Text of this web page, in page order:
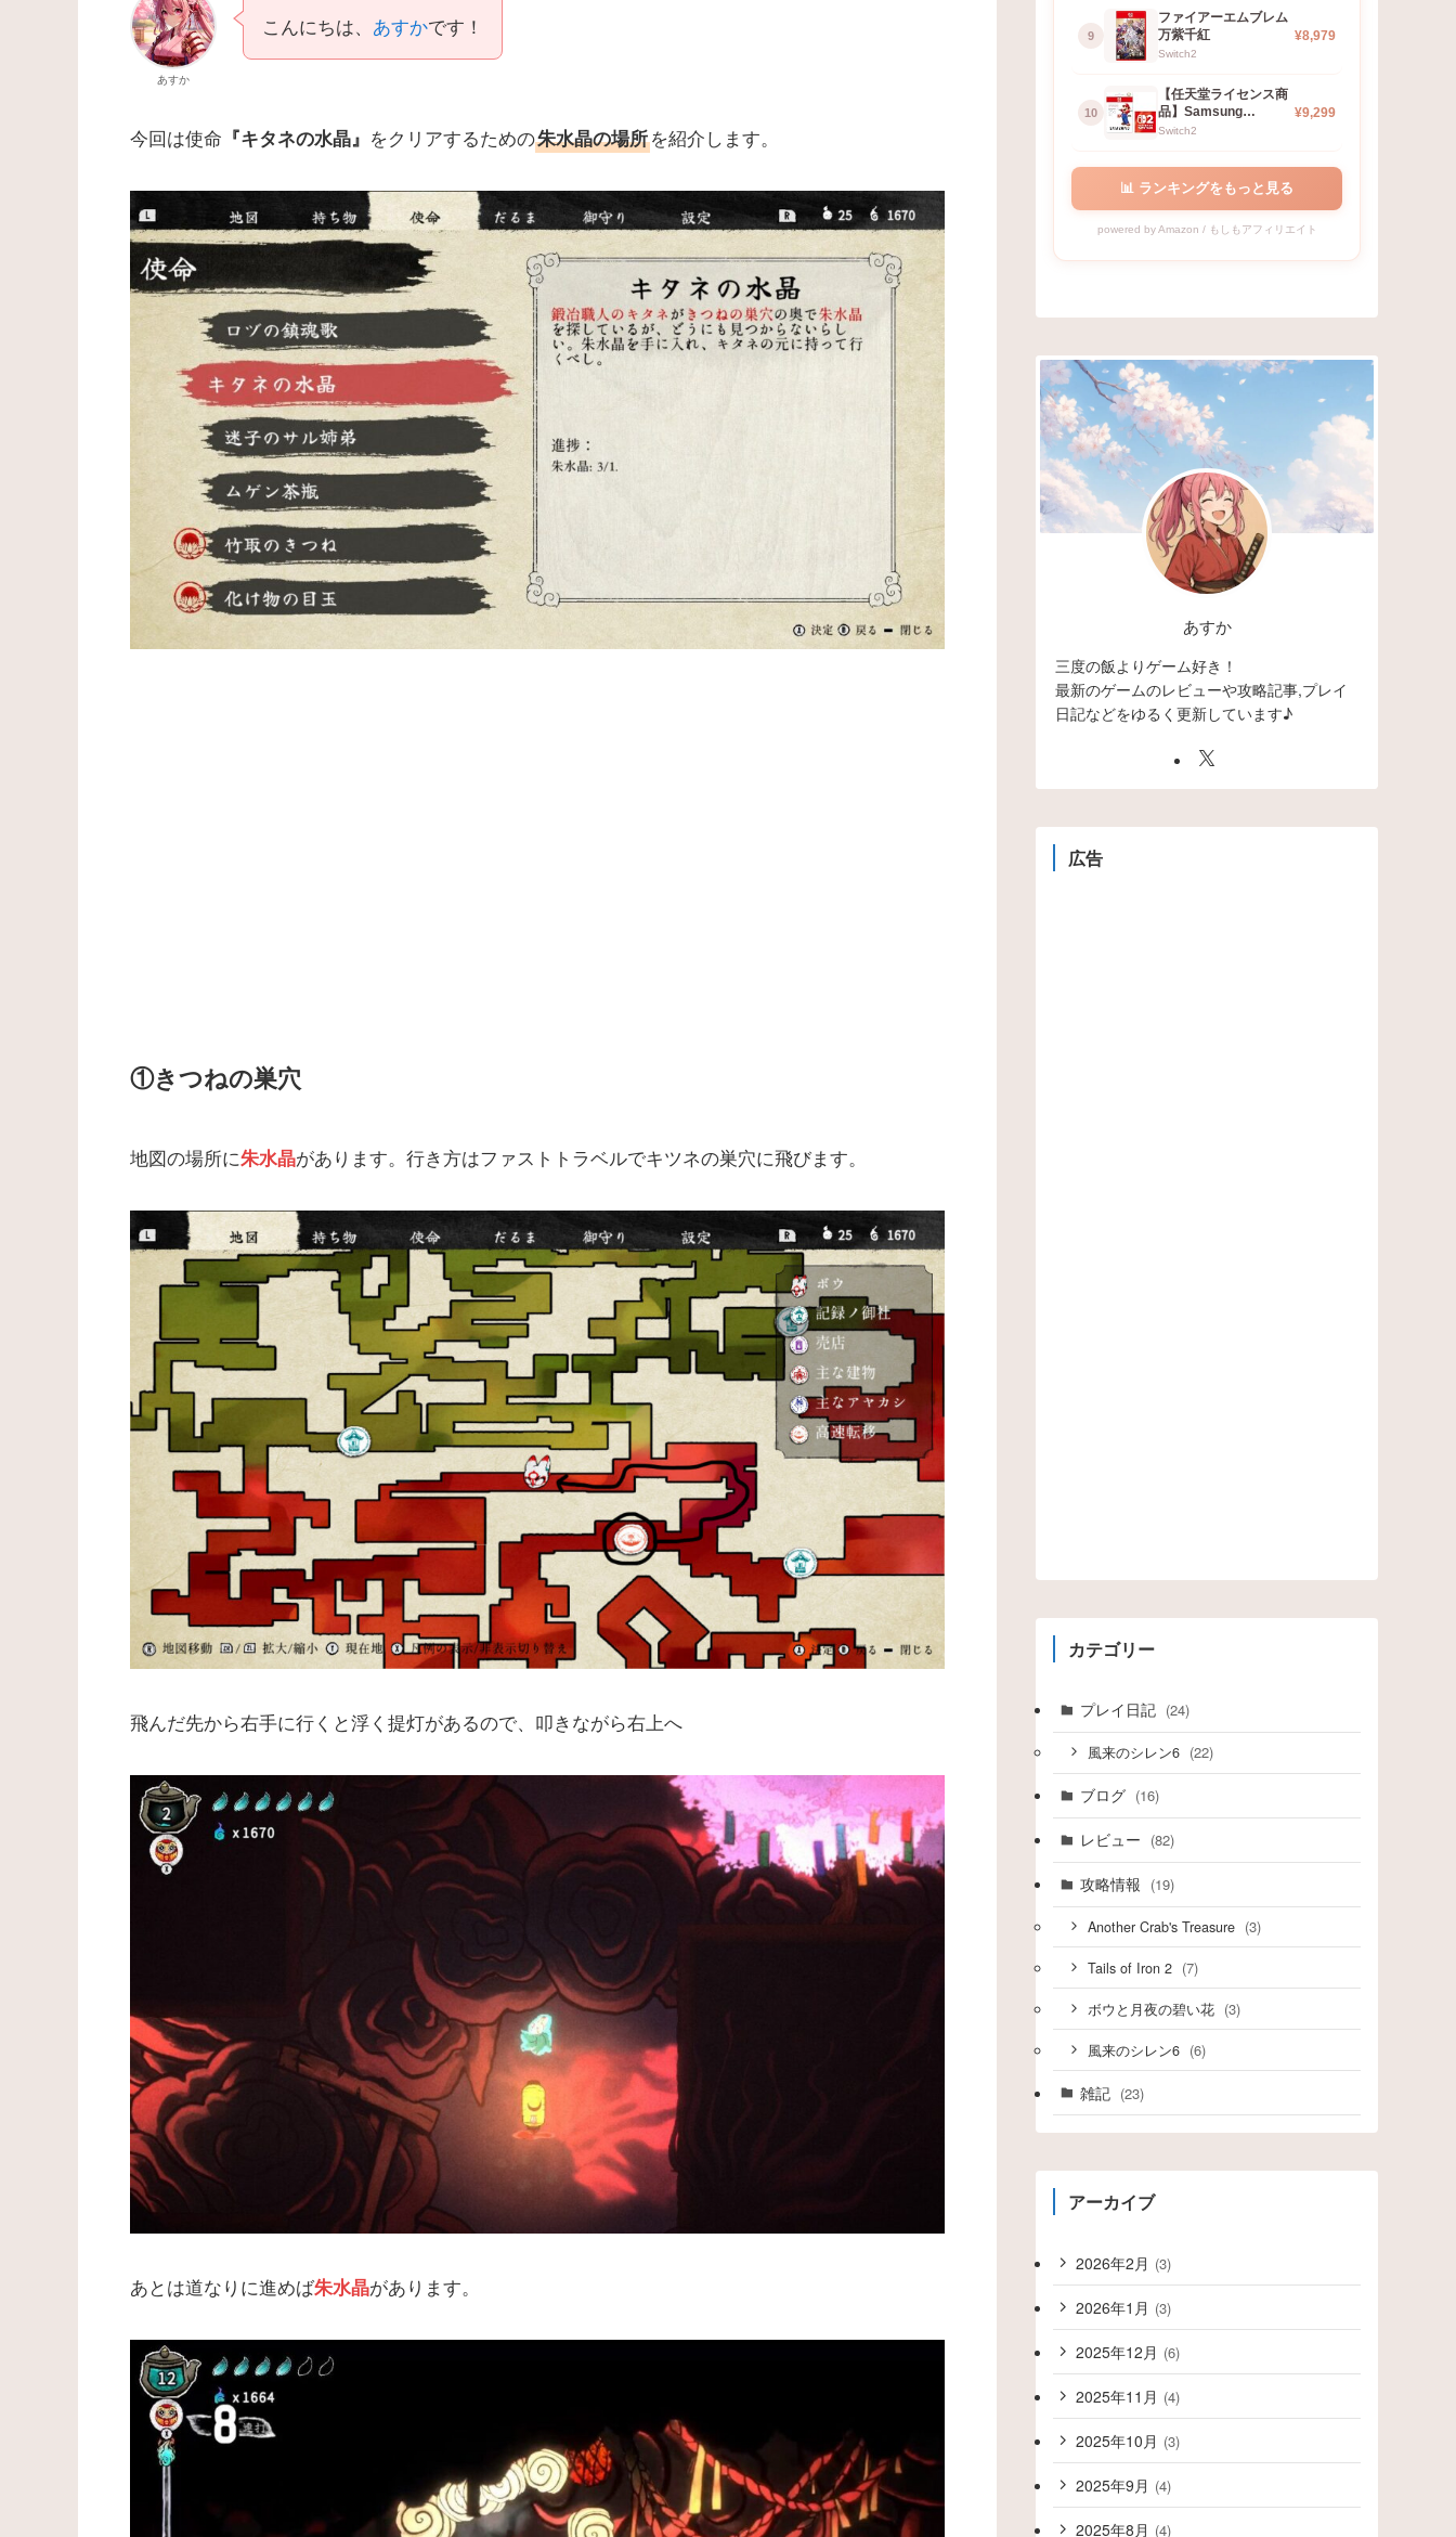
あすか
こんにちは、 あすかです！
今回は使命 『キタネの水晶』 をクリアするための朱水晶の場所を紹介します。
①きつねの巣穴
地図の場所に朱水晶があります。行き方はファストトラベルでキツネの巣穴に飛びます。
飛んだ先から右手に行くと浮く提灯があるので、叩きながら右上へ
あとは道なりに進めば朱水晶があります。
9
ファイアーエムブレム
万紫千紅
Switch2
¥8,979
10
【任天堂ライセンス商
品】Samsung
microSD Ex…
Switch2
¥9,299
📊 ランキングをもっと見る
powered by Amazon / もしもアフィリエイト
あすか
三度の飯よりゲーム好き！
最新のゲームのレビューや攻略記事,プレイ
日記などをゆるく更新しています♪
広告
カテゴリー
プレイ日記 (24)
風来のシレン6 (22)
ブログ (16)
レビュー (82)
攻略情報 (19)
Another Crab's Treasure (3)
Tails of Iron 2 (7)
ボウと月夜の碧い花 (3)
風来のシレン6 (6)
雑記 (23)
アーカイブ
2026年2月 (3)
2026年1月 (3)
2025年12月 (6)
2025年11月 (4)
2025年10月 (3)
2025年9月 (4)
2025年8月 (4)